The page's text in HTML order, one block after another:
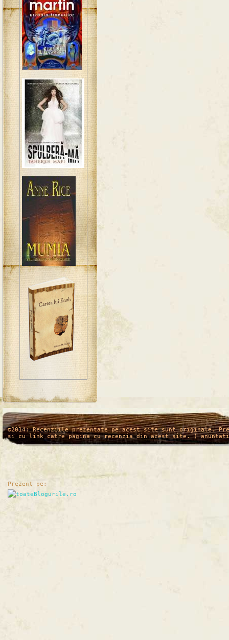
/* */
©2014: Recenziile prezentate pe acest site sunt originale.
si cu link catre pagina cu recenzia din acest site. (
Prezent pe: